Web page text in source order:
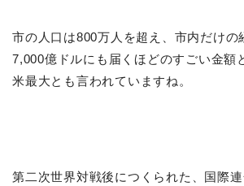
市の人口は800万人を超え、市内だけの
7,000億ドルにも届くほどのすごい金額
米最大とも言われていますね。
第二次世界対戦後につくられた、国際